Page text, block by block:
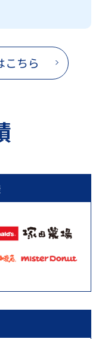
こちら